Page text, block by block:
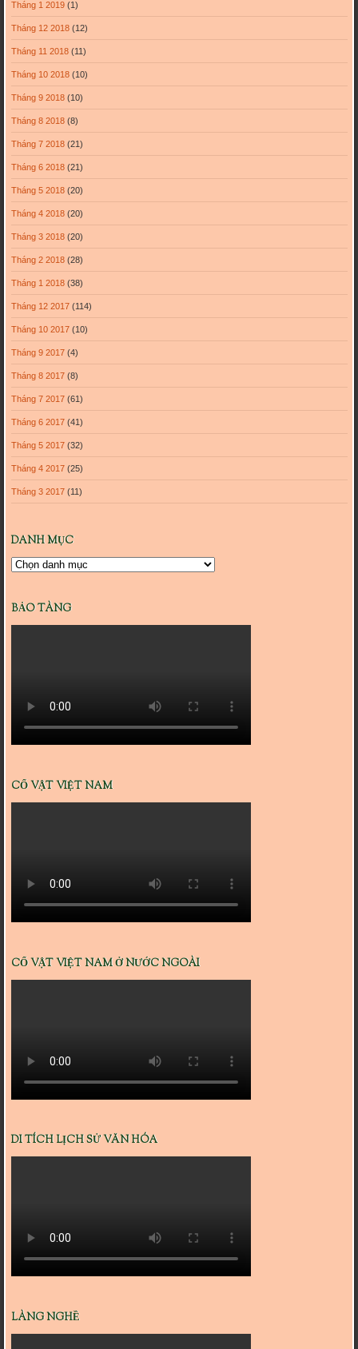
Tháng 1 2019(1)
Tháng 12 2018(12)
Tháng 11 2018(11)
Tháng 10 2018(10)
Tháng 9 2018(10)
Tháng 8 2018(8)
Tháng 7 2018(21)
Tháng 6 2018(21)
Tháng 5 2018(20)
Tháng 4 2018(20)
Tháng 3 2018(20)
Tháng 2 2018(28)
Tháng 1 2018(38)
Tháng 12 2017(114)
Tháng 10 2017(10)
Tháng 9 2017(4)
Tháng 8 2017(8)
Tháng 7 2017(61)
Tháng 6 2017(41)
Tháng 5 2017(32)
Tháng 4 2017(25)
Tháng 3 2017(11)
DANH MỤC
Danh
BẢO TÀNG
CỔ VẬT VIỆT NAM
CỔ VẬT VIỆT NAM Ở NƯỚC NGOÀI
DI TÍCH LỊCH SỬ VĂN HÓA
LÀNG NGHỀ